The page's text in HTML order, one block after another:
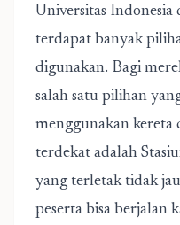
Universitas
terdapat banyak
digunakan. Bagi
salah satu pilihan
menggunakan kereta
terdekat adalah
yang terletak tidak
peserta bisa berjalan